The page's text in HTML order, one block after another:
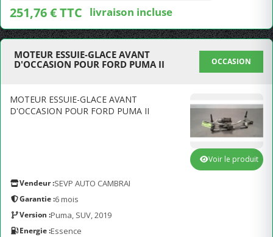
251,76 € TTC livraison incluse
MOTEUR ESSUIE-GLACE AVANT
D'OCCASION POUR FORD PUMA II
OCCASION
MOTEUR ESSUIE-GLACE AVANT
D'OCCASION POUR FORD PUMA II
Vendeur :SEVP AUTO CAMBRAI
Garantie :6 mois
Version :Puma, SUV, 2019
Energie :Essence
Voir le produit